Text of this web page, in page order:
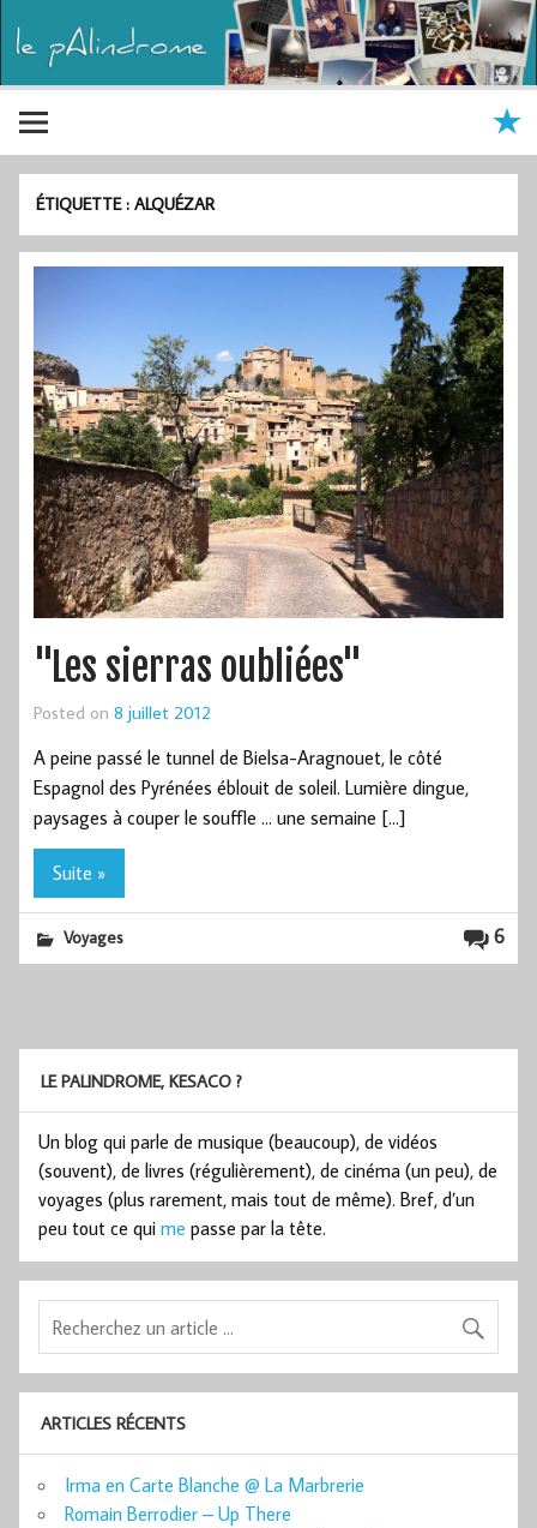
ÉTIQUETTE :ALQUÉZAR
"Les sierras oubliées"
Posted on 8 juillet 2012
A peine passé le tunnel de Bielsa-Aragnouet, le côté
Espagnol des Pyrénées éblouit de soleil. Lumière dingue,
paysages à couper le souffle … une semaine […]
Suite »
6
Voyages
LE PALINDROME, KESACO ?
Un blog qui parle de musique (beaucoup), de vidéos
(souvent), de livres (régulièrement), de cinéma (un peu), de
voyages (plus rarement, mais tout de même). Bref, d’un
peu tout ce qui me passe par la tête.
ARTICLES RÉCENTS
Irma en Carte Blanche @ La Marbrerie
Romain Berrodier – Up There